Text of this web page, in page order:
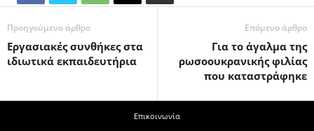
Προηγούμενο άρθρο
Εργασιακές συνθήκες στα
ιδιωτικά εκπαιδευτήρια
Επόμενο άρθρο
Για το άγαλμα της
ρωσοουκρανικής φιλίας
που καταστράφηκε
Επικοινωνία